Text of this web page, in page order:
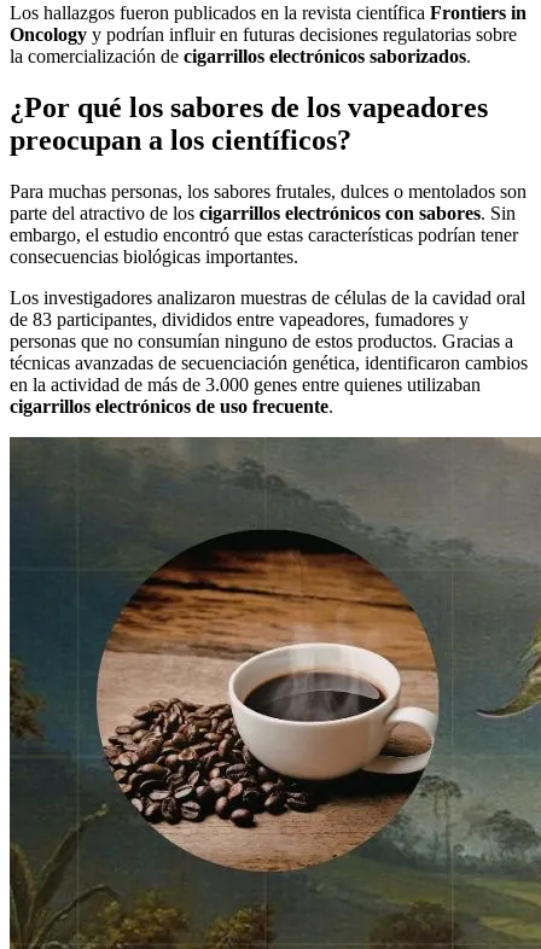
Los hallazgos fueron publicados en la revista científica Frontiers in
Oncology y podrían influir en futuras decisiones regulatorias sobre
la comercialización de cigarrillos electrónicos saborizados.
¿Por qué los sabores de los vapeadores
preocupan a los científicos?
Para muchas personas, los sabores frutales, dulces o mentolados son
parte del atractivo de los cigarrillos electrónicos con sabores. Sin
embargo, el estudio encontró que estas características podrían tener
consecuencias biológicas importantes.
Los investigadores analizaron muestras de células de la cavidad oral
de 83 participantes, divididos entre vapeadores, fumadores y
personas que no consumían ninguno de estos productos. Gracias a
técnicas avanzadas de secuenciación genética, identificaron cambios
en la actividad de más de 3.000 genes entre quienes utilizaban
cigarrillos electrónicos de uso frecuente.